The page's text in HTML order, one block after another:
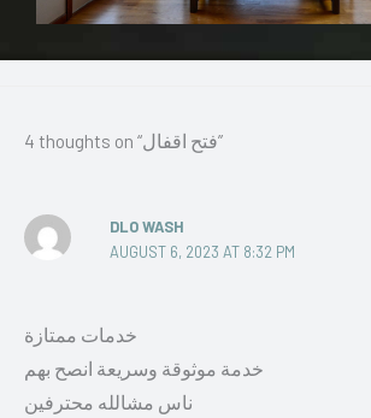
4 thoughts on “فتح اقفال”
DLO WASH
AUGUST 6, 2023 AT 8:32 PM
خدمات ممتازة
خدمة موثوقة وسريعة انصح بهم
ناس مشالله محترفين